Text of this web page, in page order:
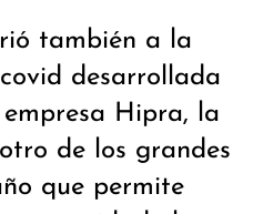
también a la
desarrollada
Hipra, la
de los grandes
que permite